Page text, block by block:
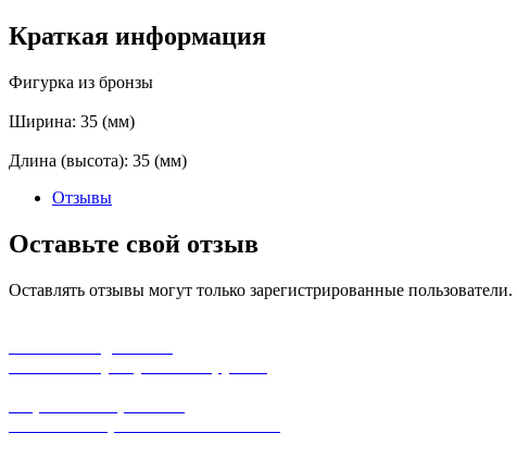
Краткая информация
Фигурка из бронзы
Ширина: 35 (мм)
Длина (высота): 35 (мм)
Отзывы
Оставьте свой отзыв
Оставлять отзывы могут только зарегистрированные